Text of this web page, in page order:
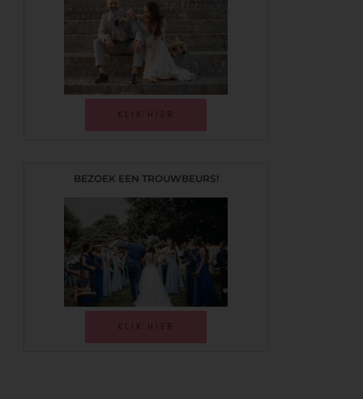
KLIK HIER
BEZOEK EEN TROUWBEURS!
KLIK HIER